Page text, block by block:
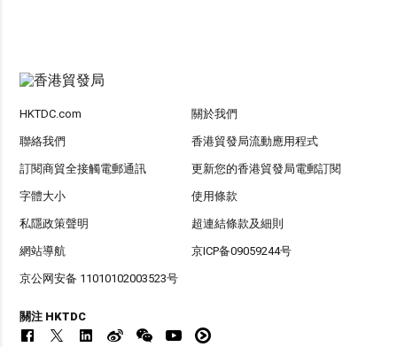
HKTDC.com 關於我們
聯絡我們 香港貿發局流動應用程式
訂閱商貿全接觸電郵通訊 更新您的香港貿發局電郵訂閱
字體大小 使用條款
私隱政策聲明 超連結條款及細則
網站導航 京ICP备09059244号
京公网安备 11010102003523号
關注 HKTDC